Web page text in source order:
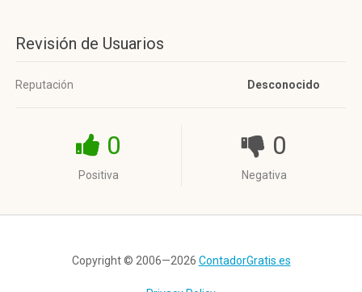
Revisión de Usuarios
Reputación Desconocido
0
Positiva
0
Negativa
Copyright © 2006—2026 ContadorGratis.es